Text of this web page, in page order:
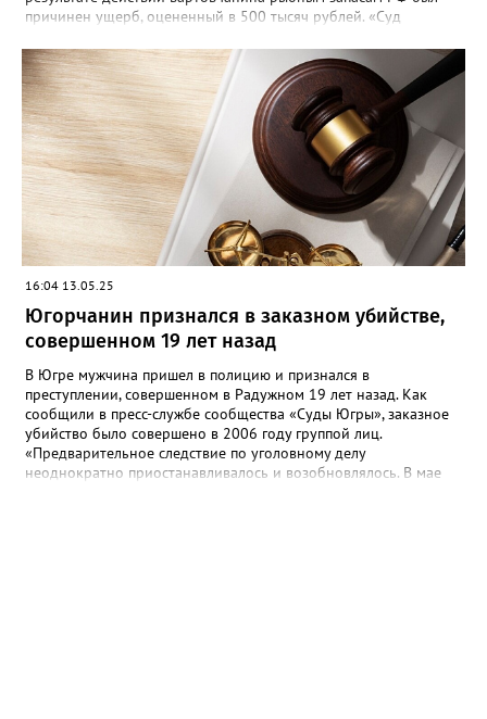
причинен ущерб, оцененный в 500 тысяч рублей. «Суд
свободы условно с испытательным сроком в один год», —
говорится в сообщении. Также у мужчины конфисковали
моторную лодку и передали государству. На данный момент
приговор не вступил в законную силу.
16:04 13.05.25
Югорчанин признался в заказном убийстве,
совершенном 19 лет назад
В Югре мужчина пришел в полицию и признался в
преступлении, совершенном в Радужном 19 лет назад. Как
сообщили в пресс-службе сообщества «Суды Югры», заказное
убийство было совершено в 2006 году группой лиц.
«Предварительное следствие по уголовному делу
неоднократно приостанавливалось и возобновлялось. В мае